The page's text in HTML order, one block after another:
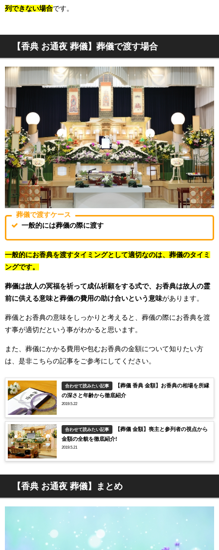
列できない場合です。
【香典 お通夜 葬儀】葬儀で渡す場合
葬儀で渡すケース
一般的には葬儀の際に渡す
一般的にお香典を渡すタイミングとして適切なのは、葬儀のタイミ
ングです。
葬儀は故人の冥福を祈って成仏祈願をする式で、お香典は故人の霊
前に供える意味と葬儀の費用の助け合いという意味があります。
葬儀とお香典の意味をしっかりと考えると、葬儀の際にお香典を渡
す事が適切だという事がわかると思います。
また、葬儀にかかる費用や包むお香典の金額について知りたい方
は、是非こちらの記事をご参考にしてください。
合わせて読みたい記事
【葬儀 香典 金額】お香典の相場を所縁
の深さと年齢から徹底紹介
2019.5.22
合わせて読みたい記事
【葬儀 金額】喪主と参列者の視点から
金額の全貌を徹底紹介!
2019.5.21
【香典 お通夜 葬儀】まとめ